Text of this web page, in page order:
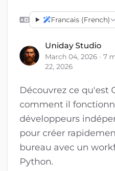
Francais (French)
Uniday Studio
March 04, 2026 · 7
22, 2026
Découvrez ce qu'est
comment il
développeurs
pour créer
bureau avec un
Python.